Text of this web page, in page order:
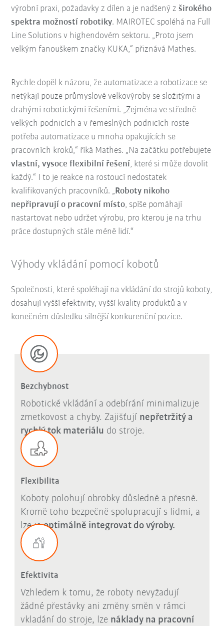
výrobní praxi, požadavky z dílen a je nadšený zširokého
spektra možností robotiky. MAIROTEC spoléhá na Full
Line Solutions v highendovém sektoru. „Proto jsem
velkým fanouškem značky KUKA,“ přiznává Mathes.
Rychle dopěl k názoru, že automatizace a robotizace se
netýkají pouze průmyslové velkovýroby se složitými a
drahými robotickými řešeními. „Zejména ve středně
velkých podnicích a v řemeslných podnicích roste
potřeba automatizace u mnoha opakujících se
pracovních kroků,“ říká Mathes. „Na začátku potřebujete
vlastní, vysoce flexibilní řešení, které si může dovolit
každý.“ I to je reakce na rostoucí nedostatek
kvalifikovaných pracovníků. „ Roboty nikoho
nepřipravují o pracovní místo, spíše pomáhají
nastartovat nebo udržet výrobu, pro kterou je na trhu
práce dostupných stále méně lidí.“
Výhody vkládání pomocí kobotů
Společnosti, které spoléhají na vkládání do strojů koboty,
dosahují vyšší efektivity, vyšší kvality produktů a v
konečném důsledku silnější konkurenční pozice.
Bezchybnost
Robotické vkládání a odebírání minimalizuje
zmetkovost a chyby. Zajišťují nepřetržitý a
rychlý tok materiálu do stroje.
Flexibilita
Koboty polohují obrobky důsledně a přesně.
Kromě toho bezpečně spolupracují s lidmi, a
lze jeoptimálně integrovat do výroby.
Efektivita
Vzhledem k tomu, že roboty nevyžadují
žádné přestávky ani změny směn v rámci
vkladání do stroje, lze náklady na pracovní